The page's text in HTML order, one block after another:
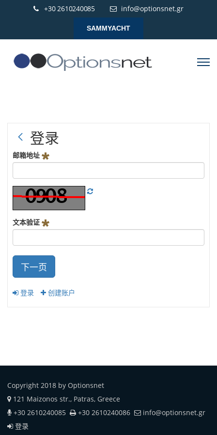
+30 2610240085 info@optionsnet.gr
SAMMYACHT
登录
邮箱地址
文本验证
下一页
登录 创建账户
Copyright 2018 by Optionsnet
121 Maizonos str., Patras, Greece
+30 2610240085
+30 2610240086
info@optionsnet.gr
登录